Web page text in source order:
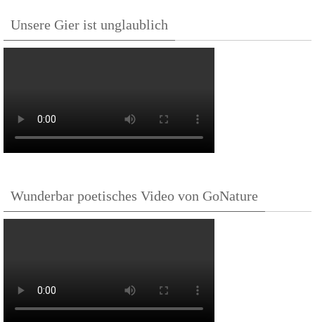
Unsere Gier ist unglaublich
Wunderbar poetisches Video von GoNature